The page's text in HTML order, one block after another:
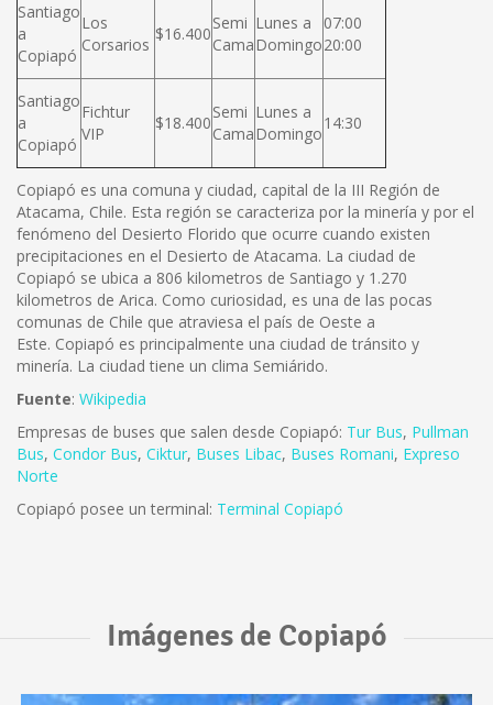
Santiago
a
Copiapó
Los
Corsarios
$16.400
Semi
Cama
Lunes a
Domingo
07:00
20:00
Santiago
a
Copiapó
Fichtur
VIP
$18.400
Semi
Cama
Lunes a
Domingo
14:30
Copiapó es una comuna y ciudad, capital de la III Región de
Atacama, Chile. Esta región se caracteriza por la minería y por el
fenómeno del Desierto Florido que ocurre cuando existen
precipitaciones en el Desierto de Atacama. La ciudad de
Copiapó se ubica a 806 kilometros de Santiago y 1.270
kilometros de Arica. Como curiosidad, es una de las pocas
comunas de Chile que atraviesa el país de Oeste a
Este. Copiapó es principalmente una ciudad de tránsito y
minería. La ciudad tiene un clima Semiárido.
Fuente: Wikipedia
Empresas de buses que salen desde Copiapó: Tur Bus, Pullman
Bus, Condor Bus, Ciktur, Buses Libac, Buses Romani, Expreso
Norte
Copiapó posee un terminal: Terminal Copiapó
Imágenes de Copiapó